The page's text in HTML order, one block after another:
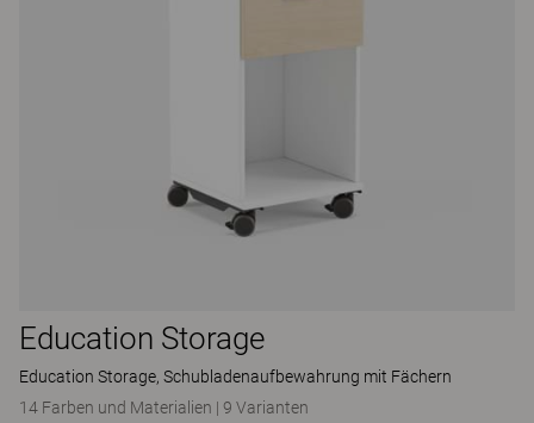
Education Storage
Education Storage, Schubladenaufbewahrung mit Fächern
14 Farben und Materialien | 9 Varianten